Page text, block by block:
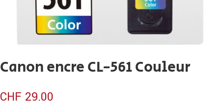
Canon encre CL-561 Couleur
CHF 29.00